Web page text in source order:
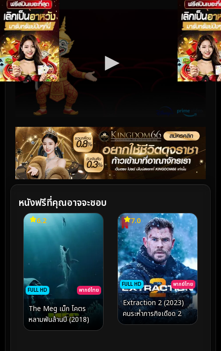
หนังฟรีที่คุณอาจจะชอบ
FULL HD พากย์ไทย
6.2
The Meg เม็ก โคตร
หลามพันล้านปี (2018)
FULL HD พากย์ไทย
7.0
Extraction 2 (2023)
คนระห่ำภารกิจเดือด 2